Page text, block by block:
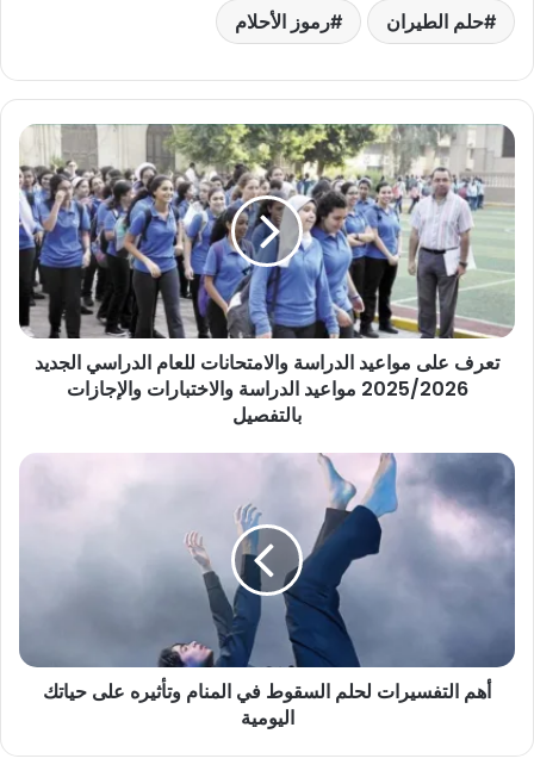
حلم الطيران رموز الأحلام
تعرف
على
مواعيد
الدراسة
والامتحانات
للعام
الدراسي
2025/2026
مواعيد
الدراسة
بالتفصيل
تعرف على مواعيد الدراسة والامتحانات للعام الدراسي الجديد
2025/2026 مواعيد الدراسة والاختبارات والإجازات
بالتفصيل
أهم
التفسيرات
لحلم
السقوط
حياتك
اليوميةأهم التفسيرات لحلم السقوط في المنام وتأثيره على حياتك
اليومية